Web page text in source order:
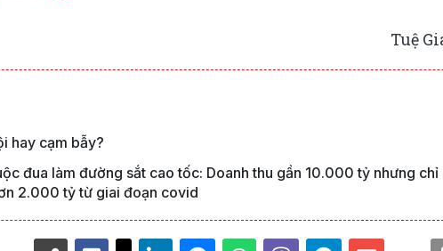
Tuệ
hay cạm bẫy?
đua làm đường sắt cao tốc: Doanh thu gần 10.000 tỷ nhưng chỉ
2.000 tỷ từ giai đoạn covid